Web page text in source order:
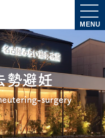
MENU
勢避妊
surgery